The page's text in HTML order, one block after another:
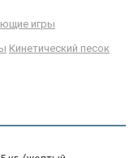
игры
Кинетический песок